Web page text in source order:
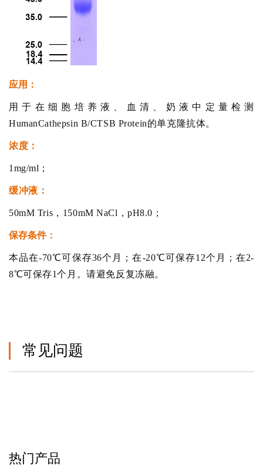
应用：
用于在细胞培养液、血清、奶液中定量检测
HumanCathepsin B/CTSB Protein的单克隆抗体。
浓度：
1mg/ml；
缓冲液：
50mM Tris，150mM NaCl，pH8.0；
保存条件：
本品在-70℃可保存36个月；在-20℃可保存12个月；在2-
8℃可保存1个月。请避免反复冻融。
常见问题
热门产品